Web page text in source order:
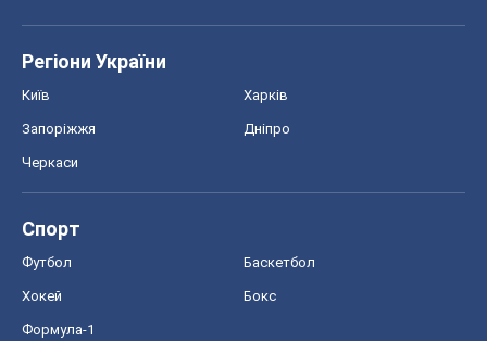
Регіони України
Київ Харків
Запоріжжя Дніпро
Черкаси
Спорт
Футбол Баскетбол
Хокей Бокс
Формула-1